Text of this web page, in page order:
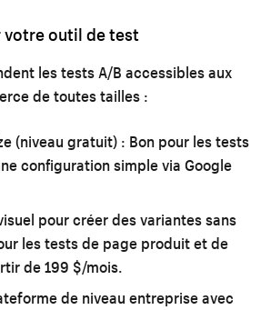
votre outil de test
les tests A/B accessibles aux
de toutes tailles :
(niveau gratuit) : Bon pour les tests
configuration simple via Google
pour créer des variantes sans
les tests de page produit et de
de 199 $/mois.
de niveau entreprise avec